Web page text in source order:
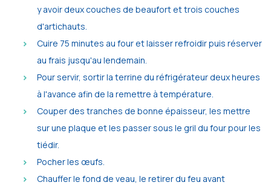
y avoir deux couches de beaufort et trois couches
d'artichauts.
Cuire 75 minutes au four et laisser refroidir puis réserver
au frais jusqu'au lendemain.
Pour servir, sortir la terrine du réfrigérateur deux heures
à l'avance afin de la remettre à température.
Couper des tranches de bonne épaisseur, les mettre
sur une plaque et les passer sous le gril du four pour les
tiédir.
Pocher les œufs.
Chauffer le fond de veau, le retirer du feu avant